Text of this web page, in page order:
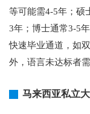
等可能需4-5年；硕
3年；博士通常3-5
快速毕业通道，如
外，语言未达标者
马来西亚私立